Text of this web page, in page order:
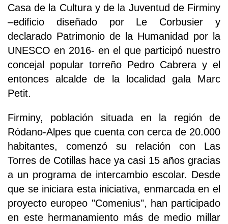
Casa de la Cultura y de la Juventud de Firminy
–edificio diseñado por Le Corbusier y
declarado Patrimonio de la Humanidad por la
UNESCO en 2016- en el que participó nuestro
concejal popular torreño Pedro Cabrera y el
entonces alcalde de la localidad gala Marc
Petit.
Firminy, población situada en la región de
Ródano-Alpes que cuenta con cerca de 20.000
habitantes, comenzó su relación con Las
Torres de Cotillas hace ya casi 15 años gracias
a un programa de intercambio escolar. Desde
que se iniciara esta iniciativa, enmarcada en el
proyecto europeo "Comenius", han participado
en este hermanamiento más de medio millar